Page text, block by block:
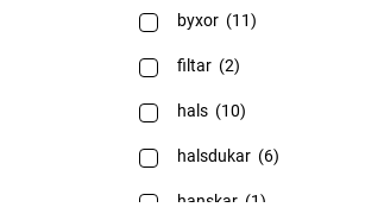
byxor (11)
filtar (2)
hals (10)
halsdukar (6)
hanskar (1)